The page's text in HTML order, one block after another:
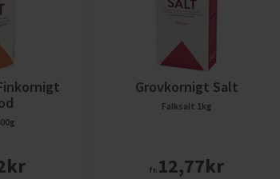
kr
Grovkornigt Salt
Falksalt 1kg
fr. 12,77kr